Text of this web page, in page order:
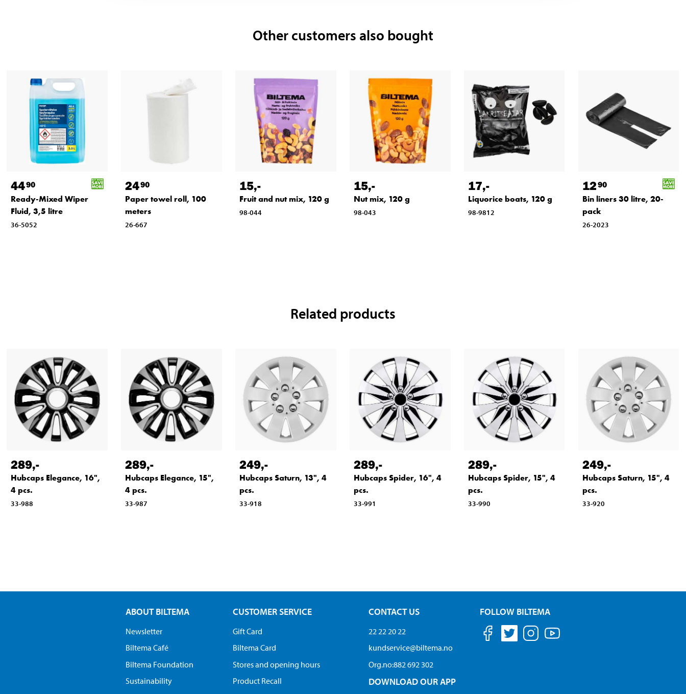
Other customers also bought
4490
Ready-Mixed Wiper
Fluid, 3,5 litre
36-5052
2490
Paper towel roll, 100
meters
26-667
15,-
Fruit and nut mix, 120 g
98-044
15,-
Nut mix, 120 g
98-043
17,-
Liquorice boats, 120 g
98-9812
1290
Bin liners 30 litre, 20-
pack
26-2023
Related products
289,-
Hubcaps Elegance, 16",
4 pcs.
33-988
289,-
Hubcaps Elegance, 15",
4 pcs.
33-987
249,-
Hubcaps Saturn, 13", 4
pcs.
33-918
289,-
Hubcaps Spider, 16", 4
pcs.
33-991
289,-
Hubcaps Spider, 15", 4
pcs.
33-990
249,-
Hubcaps Saturn, 15", 4
pcs.
33-920
ABOUT BILTEMA
Newsletter
Biltema Café
Biltema Foundation
Sustainability
CUSTOMER SERVICE
Gift Card
Biltema Card
Stores and opening hours
Product Recall
CONTACT US
22 22 20 22
kundservice@biltema.no
Org.no:882 692 302
DOWNLOAD OUR APP
FOLLOW BILTEMA